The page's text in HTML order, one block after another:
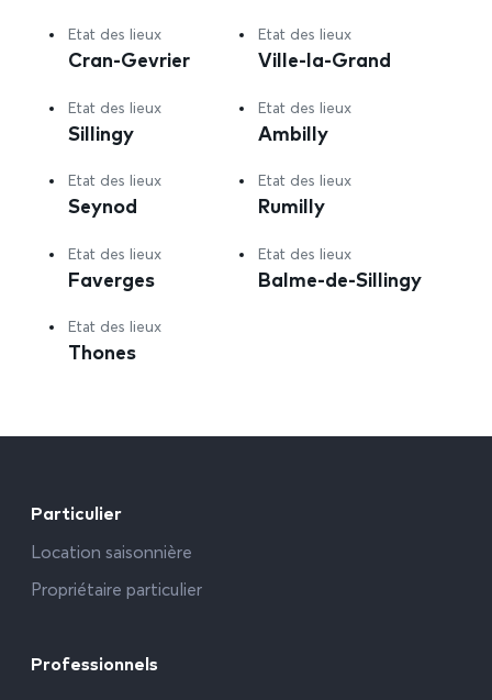
Etat des lieux
Cran-Gevrier
Etat des lieux
Ville-la-Grand
Etat des lieux
Sillingy
Etat des lieux
Ambilly
Etat des lieux
Seynod
Etat des lieux
Rumilly
Etat des lieux
Faverges
Etat des lieux
Balme-de-Sillingy
Etat des lieux
Thones
Particulier
Location saisonnière
Propriétaire particulier
Professionnels